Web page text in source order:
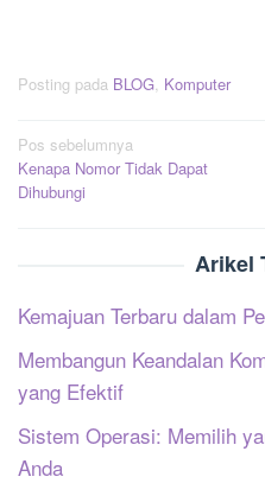
Posting pada BLOG, Komputer
Navigasi
pos
Pos sebelumnya
Kenapa Nomor Tidak Dapat
Dihubungi
Arikel
Kemajuan Terbaru dalam
Membangun Keandalan
yang Efektif
Sistem Operasi: Memilih
Anda